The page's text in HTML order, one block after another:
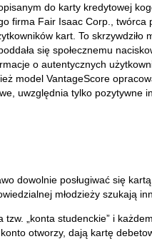
do karty kredytowej
firma Fair Isaac Corp., twórca
kart. To skrzywdziło
się społecznemu
o autentycznych
model VantageScore
uwzględnia tylko pozytywne
dowolnie posługiwać się
młodzieży szukają
„konta studenckie” i
otworzy, dają kartę